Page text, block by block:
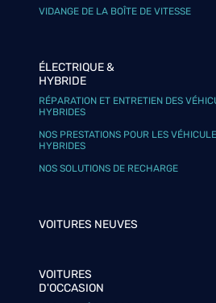
VIDANGE DE LA BOÎTE DE VITESSE
ÉLECTRIQUE &
HYBRIDE
RÉPARATION ET ENTRETIEN DES
HYBRIDES
NOS PRESTATIONS POUR LES
HYBRIDES
NOS SOLUTIONS DE RECHARGE
VOITURES NEUVES
VOITURES
D'OCCASION